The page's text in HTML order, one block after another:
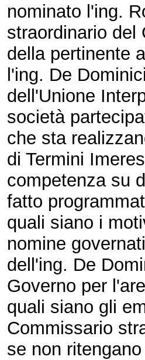
nominato l'ing.
straordinario del
della pertinente
l'ing. De
dell'Unione
società
che sta
di Termini
competenza su
fatto
quali siano i
nomine
dell'ing. De
Governo per
quali siano gli
Commissario
se non